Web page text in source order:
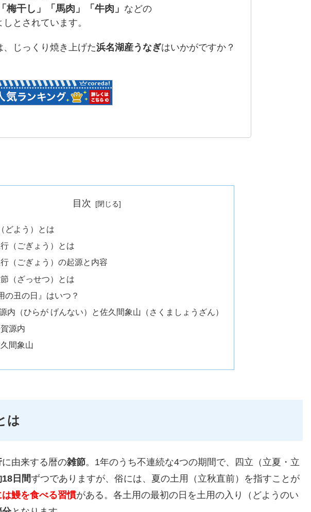
梅干し」「馬肉」「牛肉」 などの
とされています。
、じっくり焼き上げた浜名湖産うなぎはいかがですか？
目次
どよう）とは
（ごぎょう）とは
（ごぎょう）の起源と内容
（ざっせつ）とは
の丑の日』はいつ？
内（ひらが げんない）と佐久間象山（さくましょうざん）
源内
間象山
は
に由来する暦の雑節。1年のうち不連続な4つの期間で、四立（立夏・立
日間ずつでありますが、俗には、夏の土用（立秋直前）を指すことが
鰻を食べる習慣がある。各土用の最初の日を土用の入り（どようのい